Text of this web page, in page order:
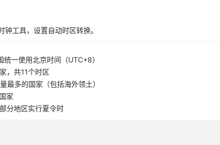
工具，设置自动时区转换。
一使用北京时间（UTC+8）
，共11个时区
最多的国家（包括海外领土）
家
分地区实行夏令时